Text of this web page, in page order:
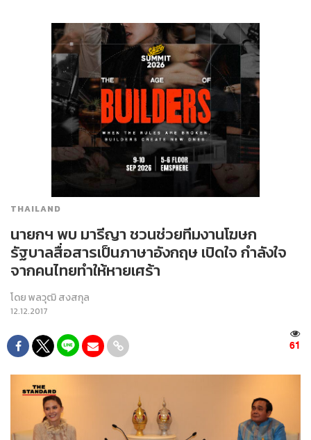
THAILAND
นายกฯ พบ มารีญา ชวนช่วยทีมงานโฆษก
รัฐบาลสื่อสารเป็นภาษาอังกฤษ เปิดใจ กำลังใจ
จากคนไทยทำให้หายเศร้า
โดยพลวุฒิ สงสกุล
12.12.2017
61